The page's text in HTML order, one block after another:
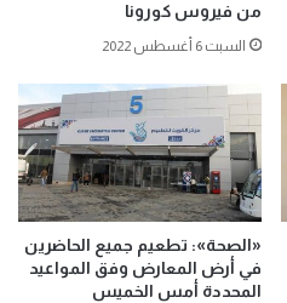
من فيروس كورونا
السبت 6 أغسطس 2022
«الصحة»: تطعيم جميع الحاضرين
في أرض المعارض وفق المواعيد
المحددة أمس الخميس